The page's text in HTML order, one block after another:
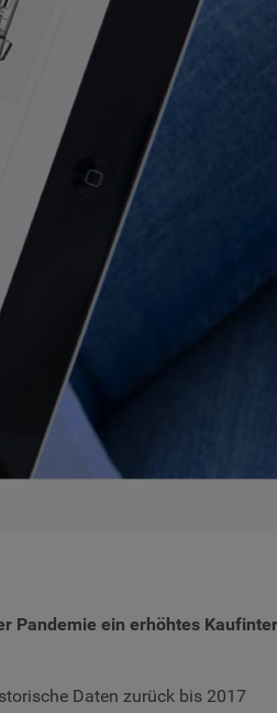
Pandemie ein erhöhtes
Daten zurück bis 2017